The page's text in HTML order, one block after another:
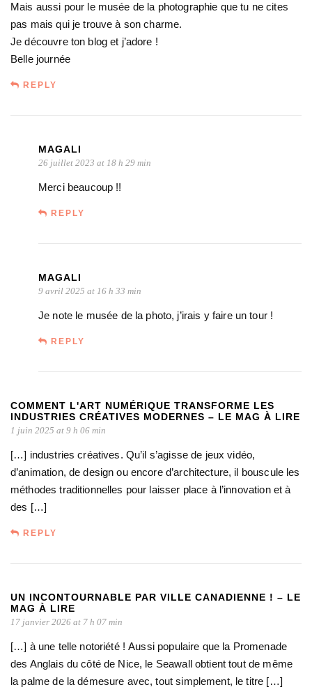
Mais aussi pour le musée de la photographie que tu ne cites
pas mais qui je trouve à son charme.
Je découvre ton blog et j’adore !
Belle journée
REPLY
MAGALI
26 juillet 2023 at 18 h 29 min
Merci beaucoup !!
REPLY
MAGALI
9 avril 2025 at 16 h 33 min
Je note le musée de la photo, j’irais y faire un tour !
REPLY
COMMENT L'ART NUMÉRIQUE TRANSFORME LES
INDUSTRIES CRÉATIVES MODERNES – LE MAG À LIRE
1 juin 2025 at 9 h 06 min
[…] industries créatives. Qu’il s’agisse de jeux vidéo,
d’animation, de design ou encore d’architecture, il bouscule les
méthodes traditionnelles pour laisser place à l’innovation et à
des […]
REPLY
UN INCONTOURNABLE PAR VILLE CANADIENNE ! – LE
MAG À LIRE
17 janvier 2026 at 7 h 07 min
[…] à une telle notoriété ! Aussi populaire que la Promenade
des Anglais du côté de Nice, le Seawall obtient tout de même
la palme de la démesure avec, tout simplement, le titre […]